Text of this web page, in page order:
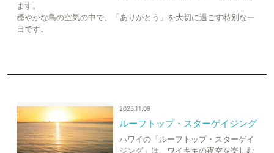
ます。
穏やかな島の空気の中で、「ありがとう」を大切に過ごす特別な一
日です。
2025.11.09
ルーフトップ・スターゲイジング
ハワイの「ルーフトップ・スターゲイ
ジング」は、ワイキキの夜空を楽しむ